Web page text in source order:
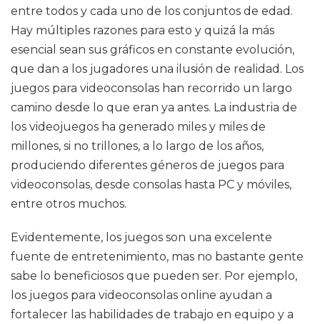
entre todos y cada uno de los conjuntos de edad.
Hay múltiples razones para esto y quizá la más
esencial sean sus gráficos en constante evolución,
que dan a los jugadores una ilusión de realidad. Los
juegos para videoconsolas han recorrido un largo
camino desde lo que eran ya antes. La industria de
los videojuegos ha generado miles y miles de
millones, si no trillones, a lo largo de los años,
produciendo diferentes géneros de juegos para
videoconsolas, desde consolas hasta PC y móviles,
entre otros muchos.
Evidentemente, los juegos son una excelente
fuente de entretenimiento, mas no bastante gente
sabe lo beneficiosos que pueden ser. Por ejemplo,
los juegos para videoconsolas online ayudan a
fortalecer las habilidades de trabajo en equipo y a